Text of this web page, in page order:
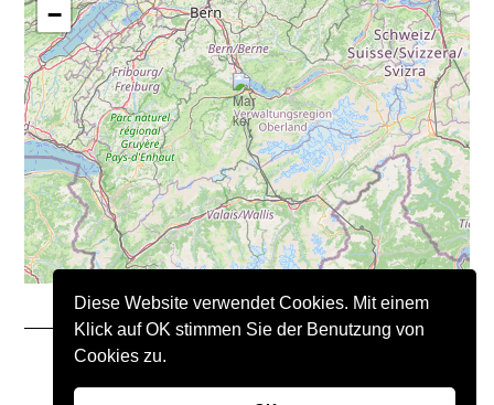
Diese Website verwendet Cookies. Mit einem
Klick auf OK stimmen Sie der Benutzung von
Cookies zu.
−